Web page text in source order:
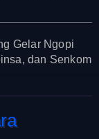
Gelar Ngopi
dan Senkom